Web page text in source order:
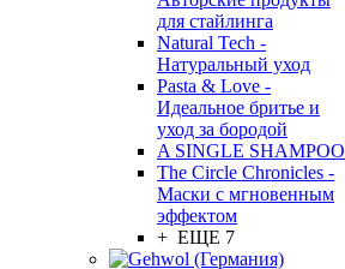
для стайлинга
Natural Tech -
Натуральный уход
Pasta & Love -
Идеальное бритье и
уход за бородой
A SINGLE SHAMPOO
The Circle Chronicles -
Маски с мгновенным
эффектом
+ ЕЩЕ 7